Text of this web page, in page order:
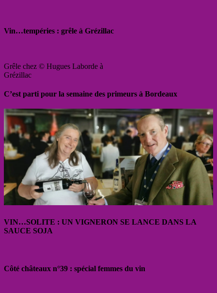
Vin…tempéries : grêle à Grézillac
Grêle chez © Hugues Laborde à
Grézillac
C’est parti pour la semaine des primeurs à Bordeaux
VIN…SOLITE : UN VIGNERON SE LANCE DANS LA
SAUCE SOJA
Côté châteaux n°39 : spécial femmes du vin